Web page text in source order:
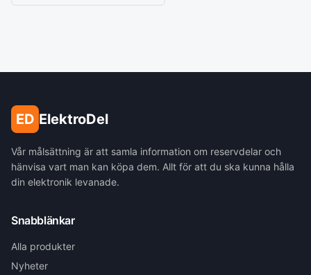
ED ElektroDel
Vår målsättning är att samla information om reservdelar och
hänvisa vart man kan köpa dem. Allt för att du ska kunna hålla
din elektronik levanade.
Snabblänkar
Alla produkter
Nyheter